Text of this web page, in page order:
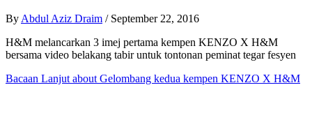
By Abdul Aziz Draim / September 22, 2016
H&M melancarkan 3 imej pertama kempen KENZO X H&M
bersama video belakang tabir untuk tontonan peminat tegar fesyen
Bacaan Lanjut about Gelombang kedua kempen KENZO X H&M